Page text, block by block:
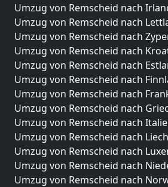
Umzug von Remscheid nach
Umzug von Remscheid nach
Umzug von Remscheid nach
Umzug von Remscheid nach
Umzug von Remscheid nach
Umzug von Remscheid nach
Umzug von Remscheid nach
Umzug von Remscheid nach
Umzug von Remscheid nach
Umzug von Remscheid nach
Umzug von Remscheid nach
Umzug von Remscheid nach
Umzug von Remscheid nach